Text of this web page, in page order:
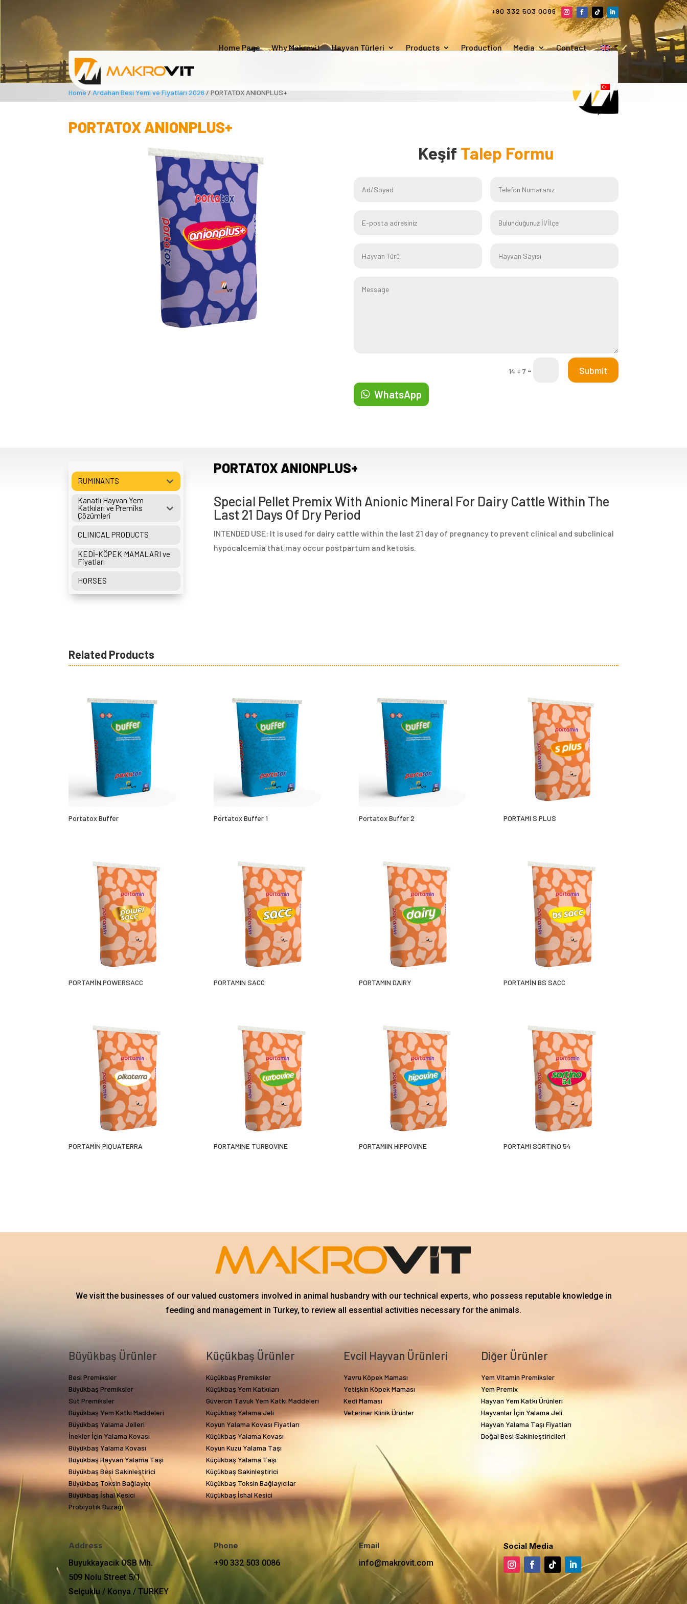
+90 332 503 0086
Home Page Why Makrovit Hayvan Türleri Products Production Media Contact
Home/Ardahan Besi Yemi ve Fiyatları 2026/ PORTATOX ANIONPLUS+
PORTATOX ANIONPLUS+
Keşif Talep Formu
14 + 7 = Submit
WhatsApp
RUMINANTS
Kanatlı Hayvan Yem
Katkıları ve Premiks
Çözümleri
CLINICAL PRODUCTS
KEDİ-KÖPEK MAMALARI ve
Fiyatları
HORSES
PORTATOX ANIONPLUS+
Special Pellet Premix With Anionic Mineral For Dairy Cattle Within The
Last 21 Days Of Dry Period
INTENDED USE: It is used for dairy cattle within the last 21 day of pregnancy to prevent clinical and subclinical
hypocalcemia that may occur postpartum and ketosis.
Related Products
Portatox Buffer Portatox Buffer 1 Portatox Buffer 2 PORTAMI S PLUS
PORTAMİN POWERSACC PORTAMIN SACC PORTAMIN DAIRY PORTAMİN BS SACC
PORTAMÍN PIQUATERRA PORTAMINE TURBOVINE PORTAMIIN HIPPOVINE PORTAMI SORTINO 54
We visit the businesses of our valued customers involved in animal husbandry with our technical experts, who possess reputable knowledge in
feeding and management in Turkey, to review all essential activities necessary for the animals.
Büyükbaş Ürünler
Besi Premiksler
Büyükbaş Premiksler
Süt Premiksler
Büyükbaş Yem Katkı Maddeleri
Büyükbaş Yalama Jelleri
İnekler İçin Yalama Kovası
Büyükbaş Yalama Kovası
Büyükbaş Hayvan Yalama Taşı
Büyükbaş Besi Sakinleştirici
Büyükbaş Toksin Bağlayıcı
Büyükbaş İshal Kesici
Probiyotik Buzağı
Küçükbaş Ürünler
Küçükbaş Premiksler
Küçükbaş Yem Katkıları
Güvercin Tavuk Yem Katkı Maddeleri
Küçükbaş Yalama Jeli
Koyun Yalama Kovası Fiyatları
Küçükbaş Yalama Kovası
Koyun Kuzu Yalama Taşı
Küçükbaş Yalama Taşı
Küçükbaş Sakinleştirici
Küçükbaş Toksin Bağlayıcılar
Küçükbaş İshal Kesici
Evcil Hayvan Ürünleri
Yavru Köpek Maması
Yetişkin Köpek Maması
Kedi Maması
Veteriner Klinik Ürünler
Diğer Ürünler
Yem Vitamin Premiksler
Yem Premix
Hayvan Yem Katkı Ürünleri
Hayvanlar İçin Yalama Jeli
Hayvan Yalama Taşı Fiyatları
Doğal Besi Sakinleştiricileri
Address
Buyukkayacik OSB Mh.
509 Nolu Street 5/1
Selçuklu / Konya / TURKEY
Phone
+90 332 503 0086
Email
info@makrovit.com
Social Media